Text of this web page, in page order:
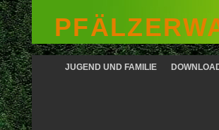
JUGEND UND FAMILIE